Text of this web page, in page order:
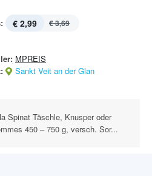
€ 2,99 € 3,69
MPREIS
Sankt Veit an der Glan
Spinat Täschle, Knusper oder
450 – 750 g, versch. Sor...